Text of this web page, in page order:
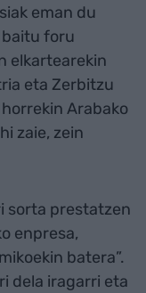
eman du
foru
elkartearekin
eta Zerbitzu
Arabako
zaie, zein
sorta prestatzen
enpresa,
batera”.
dela iragarri eta